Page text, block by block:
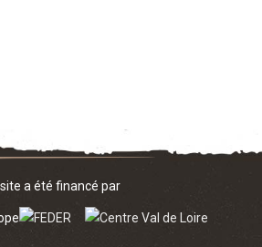
a été financé par